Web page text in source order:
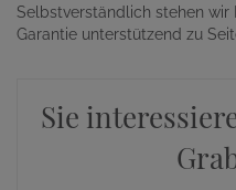
Selbstverständlich stehen wir
Garantie unterstützend zu
Sie